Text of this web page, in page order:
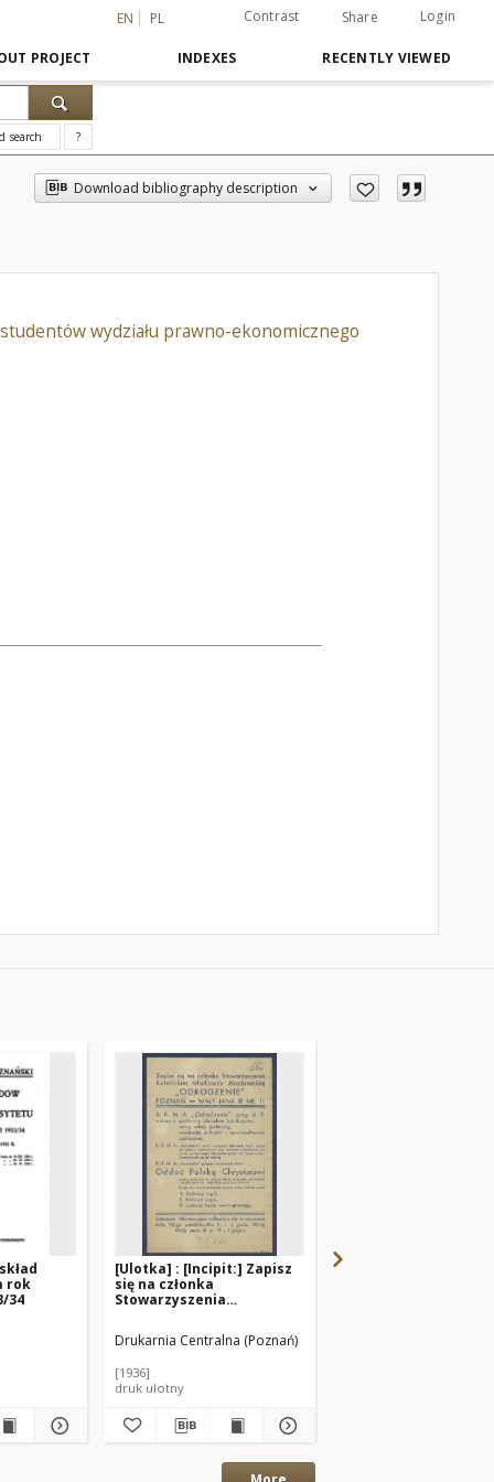
EN PL Contrast Share Login
PROJECT INDEXES RECENTLY VIEWED
search ?
Download bibliography description
wydziału prawno-ekonomicznego
rok
34
[Ulotka] : [Incipit:] Zapisz
się na członka
Stowarzyszenia
Akademickiej
"Odrodzenie" Poznań -
Drukarnia Centralna (Poznań)
[1936]
druk ulotny